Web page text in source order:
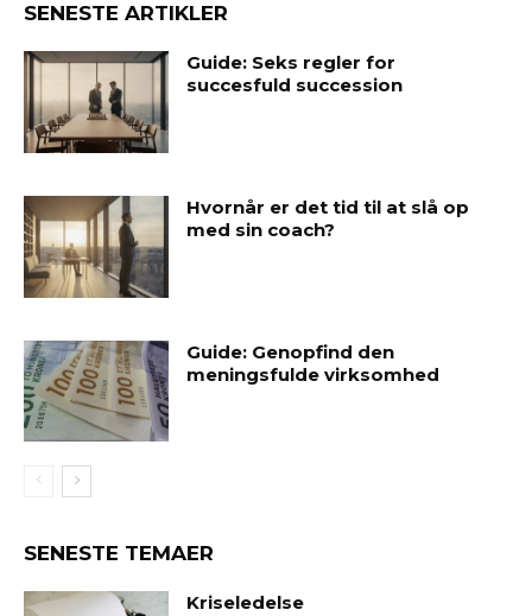
SENESTE ARTIKLER
Guide: Seks regler for
succesfuld succession
Hvornår er det tid til at slå op
med sin coach?
Guide: Genopfind den
meningsfulde virksomhed
SENESTE TEMAER
Kriseledelse